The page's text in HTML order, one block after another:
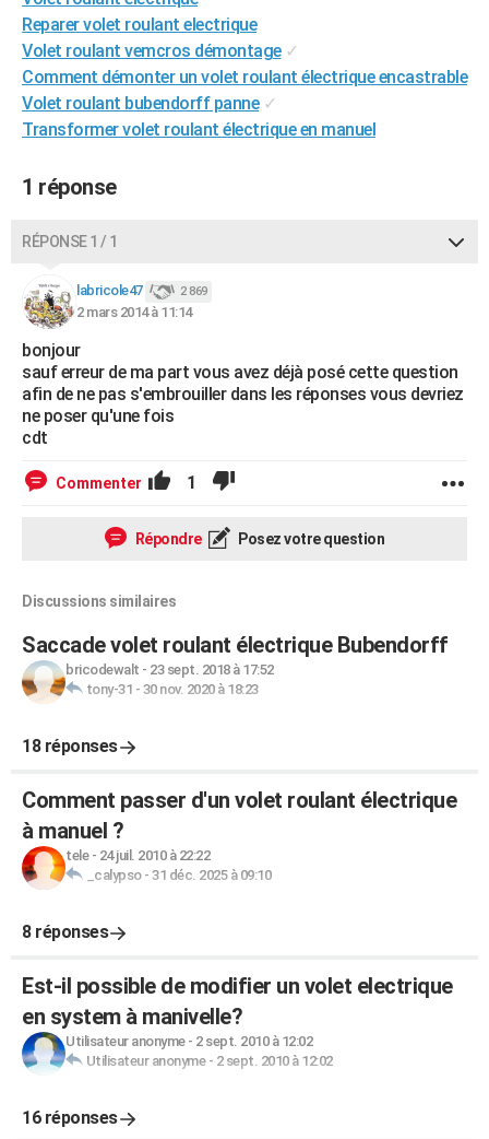
Destinations
City break
Voyage nature
Voyage de noces
Forum
Climat
+PHOTO
GUIDES D'ACHAT
BONS PLANS
Carte de Noël
Carte Bonne année
Carte Saint-Valentin
Carte Pâques
Carte d'anniversaire
DICTIONNAIRE
Dictionnaire
Biographies
Citations
Expressions
Proverbes
PROGRAMME TV
COPAINS D'AVANT
S'inscrire
Se connecter
Lycées
Collèges
Primaires
Universités
Entreprises
Service militaire
Avis de recherche
FORUM
Bricolage
Lifestyle
Culture
Sport
Auto
Television
Voyage
Cinema
Reparer volet roulant electrique
Volet roulant vemcros démontage ✓
Comment démonter un volet roulant électrique encastrable
Volet roulant bubendorff panne ✓
Transformer volet roulant électrique en manuel
1 réponse
RÉPONSE 1 / 1
labricole47 2 869
2 mars 2014 à 11:14
bonjour
sauf erreur de ma part vous avez déjà posé cette question
afin de ne pas s'embrouiller dans les réponses vous devriez
ne poser qu'une fois
cdt
Commenter 1
Répondre Posez votre question
Discussions similaires
Saccade volet roulant électrique Bubendorff
bricodewalt - 23 sept. 2018 à 17:52
tony-31 - 30 nov. 2020 à 18:23
18 réponses
Comment passer d'un volet roulant électrique
à manuel ?
tele- 24 juil. 2010 à 22:22
_calypso- 31 déc. 2025 à 09:10
8 réponses
Est-il possible de modifier un volet electrique
en system à manivelle?
Utilisateur anonyme- 2 sept. 2010 à 12:02
Utilisateur anonyme- 2 sept. 2010 à 12:02
16 réponses